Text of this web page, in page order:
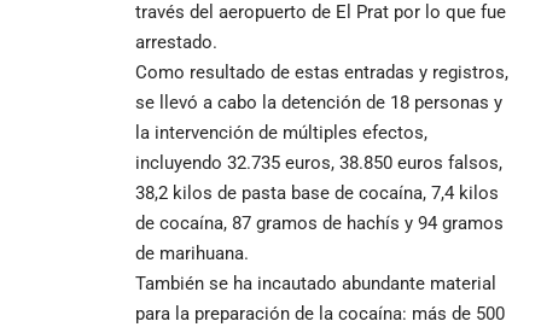
través del aeropuerto de El Prat por lo que fue
arrestado.
Como resultado de estas entradas y registros,
se llevó a cabo la detención de 18 personas y
la intervención de múltiples efectos,
incluyendo 32.735 euros, 38.850 euros falsos,
38,2 kilos de pasta base de cocaína, 7,4 kilos
de cocaína, 87 gramos de hachís y 94 gramos
de marihuana.
También se ha incautado abundante material
para la preparación de la cocaína: más de 500